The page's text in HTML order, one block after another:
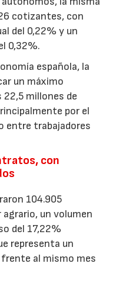
cotizantes, con
del 0,22% y un
0,32%.
española, la
un máximo
millones de
por el
entre trabajadores
con
104.905
un volumen
del 17,22%
representa un
al mismo mes